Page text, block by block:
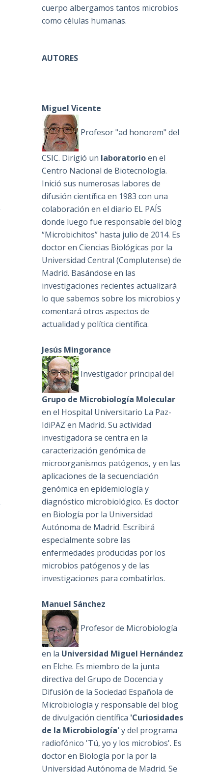
cuerpo albergamos tantos microbios
como células humanas.
AUTORES
Miguel Vicente
Profesor "ad honorem" del
CSIC. Dirigió un laboratorioen el
Centro Nacional de Biotecnología.
Inició sus numerosas labores de
difusión científica en 1983 con una
colaboración en el diario EL PAÍS
donde luego fue responsable del blog
“Microbichitos” hasta julio de 2014. Es
doctor en Ciencias Biológicas por la
Universidad Central (Complutense) de
Madrid. Basándose en las
investigaciones recientes actualizará
lo que sabemos sobre los microbios y
comentará otros aspectos de
actualidad y política científica.
Jesús Mingorance
Investigador principal del
Grupo de Microbiología Molecular
en el Hospital Universitario La Paz-
IdiPAZ en Madrid. Su actividad
investigadora se centra en la
caracterización genómica de
microorganismos patógenos, y en las
aplicaciones de la secuenciación
genómica en epidemiología y
diagnóstico microbiológico. Es doctor
en Biología por la Universidad
Autónoma de Madrid. Escribirá
especialmente sobre las
enfermedades producidas por los
microbios patógenos y de las
investigaciones para combatirlos.
Manuel Sánchez
Profesor de Microbiología
en la Universidad Miguel Hernández
en Elche. Es miembro de la junta
directiva del Grupo de Docencia y
Difusión de la Sociedad Española de
Microbiología y responsable del blog
de divulgación científica 'Curiosidades
de la Microbiología'y del programa
radiofónico 'Tú, yo y los microbios'. Es
doctor en Biología por la por la
Universidad Autónoma de Madrid. Se